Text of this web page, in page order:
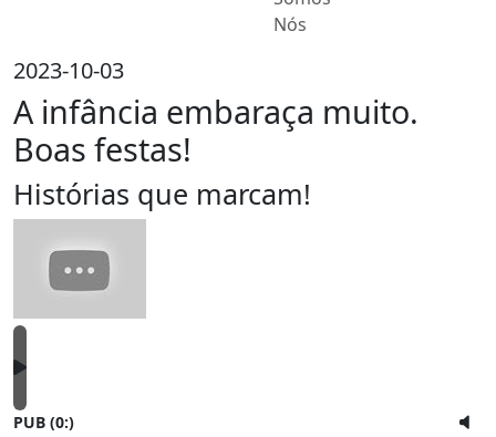
Nós
2023-10-03
A infância embaraça muito.
Boas festas!
Histórias que marcam!
PUB (0:)